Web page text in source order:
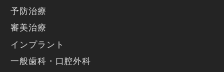
予防治療
審美治療
インプラント
一般歯科・口腔外科